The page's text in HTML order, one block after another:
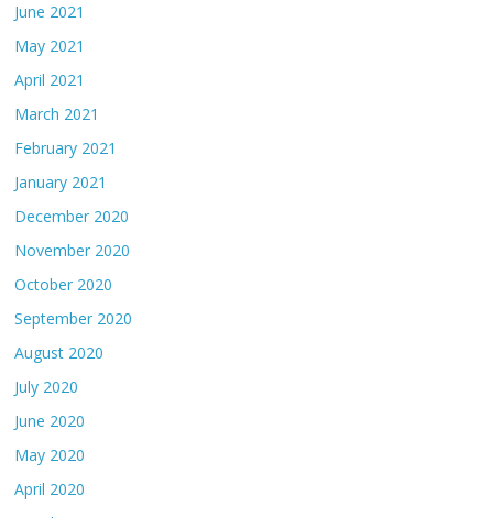
June 2021
May 2021
April 2021
March 2021
February 2021
January 2021
December 2020
November 2020
October 2020
September 2020
August 2020
July 2020
June 2020
May 2020
April 2020